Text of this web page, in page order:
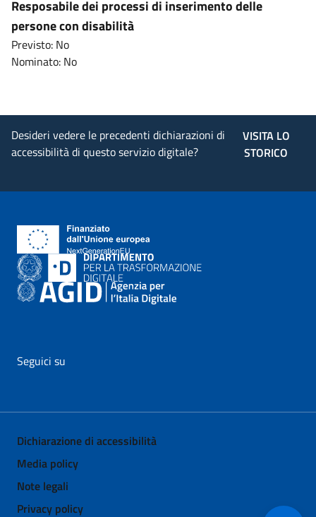
Resposabile dei processi di inserimento delle
persone con disabilità
Previsto: No
Nominato: No
Desideri vedere le precedenti dichiarazioni di
accessibilità di questo servizio digitale?
VISITA LO
STORICO
Seguici su
Dichiarazione di accessibilità
Media policy
Note legali
Privacy policy